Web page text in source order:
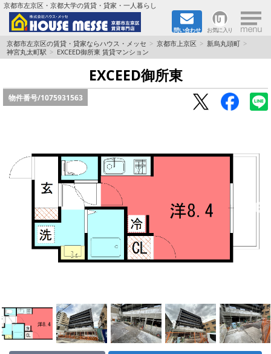
京都市左京区・京都大学の賃貸・貸家・一人暮らし
問い合わせ お気に入り ×
TOPページ
地域から検索
書類DL & 入居者さまへ
家族で住むならマンション？賃家？
一人暮らしの物件特集
ペット相談OKの賃貸！
ハウスメーカー施工特集！
路線·駅から探す
京都市左京区の賃貸・貸家ならハウス・メッセ 京都市上京区
新烏丸頭町
神宮丸太町駅
EXCEED御所東 賃貸マンション
EXCEED御所東
物件番号/1075931563